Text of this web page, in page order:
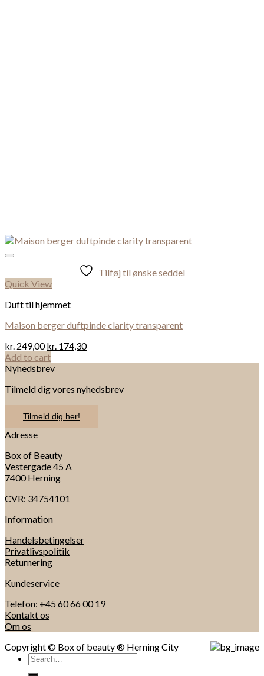
Tilføj til ønske seddel
Quick View
Duft til hjemmet
Maison berger duftpinde clarity transparent
kr.249,00 kr. 174,30
Add to cart
Nyhedsbrev
Tilmeld dig vores nyhedsbrev
Tilmeld dig her!
Adresse
Box of Beauty
Vestergade 45 A
7400 Herning
CVR: 34754101
Information
Handelsbetingelser
Privatlivspolitik
Returnering
Kundeservice
Telefon: +45 60 66 00 19
Kontakt os
Om os
Copyright © Box of beauty ® Herning City
Search
for: